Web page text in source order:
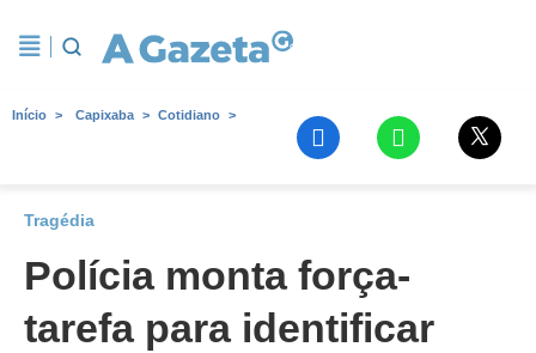
Início Capixaba Cotidiano
Tragédia
Polícia monta força-
tarefa para identificar